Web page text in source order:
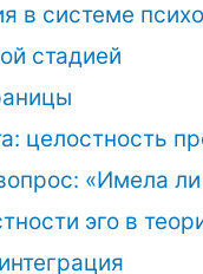
в системе
стадией
целостность
«Имела
эго в